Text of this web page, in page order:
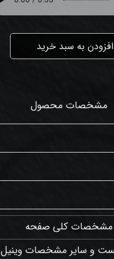
افزودن به سبد خرید
مشخصات محصول
مشخصات کلی صفحه
و سایر مشخصات وینیل